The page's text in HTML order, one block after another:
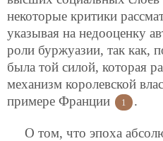
некоторые критики
указывая на недооценку
роли буржуазии, так как,
была той силой, которая
механизм королевской
примере Франции
1 .
О том, что эпоха